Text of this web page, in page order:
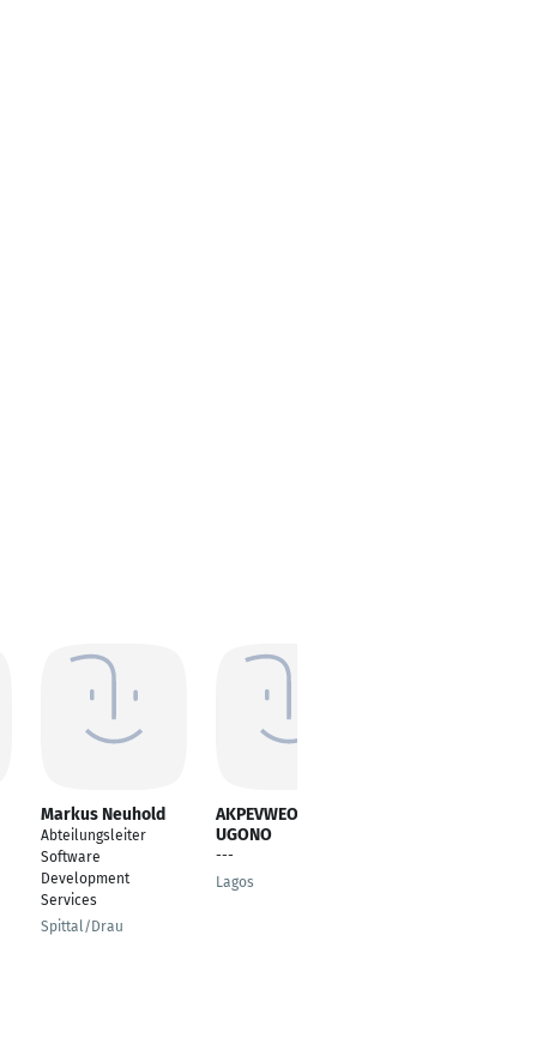
Markus Neuhold
Abteilungsleiter
Software
Development
Services
Spittal/Drau
AKPEVWEOGHENE
UGONO
---
Lagos